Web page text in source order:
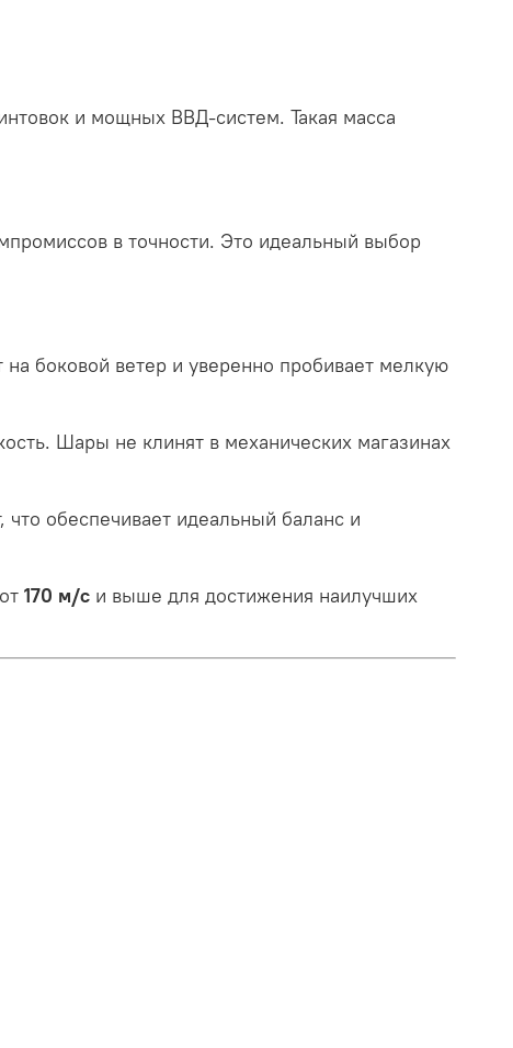
и мощных ВВД-систем. Такая масса
в точности. Это идеальный выбор
боковой ветер и уверенно пробивает мелкую
Шары не клинят в механических магазинах
что обеспечивает идеальный баланс и
170 м/с и выше для достижения наилучших